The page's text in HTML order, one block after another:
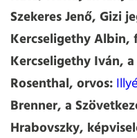
Szekeres Jenő, Gizi
Kercseligethy Albin,
Kercseligethy Iván,
Rosenthal, orvos:
Brenner, a
Hrabovszky,